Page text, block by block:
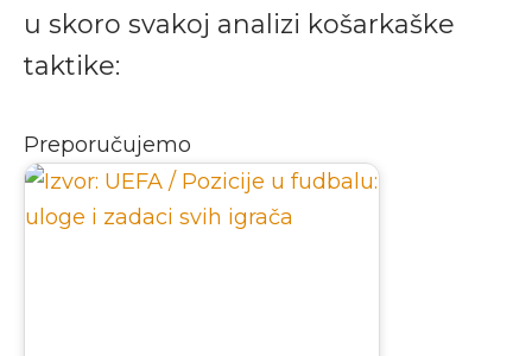
u skoro svakoj analizi košarkaške
taktike:
Preporučujemo